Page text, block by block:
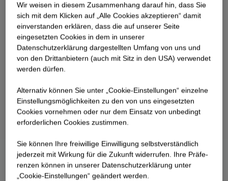
Wir weisen in diesem Zusammenhang darauf hin, dass Sie
sich mit dem Klicken auf „Alle Cookies akzeptieren“ damit
ein­ver­standen erklären, dass die auf unserer Seite
eingesetzten Cookies in dem in unserer
Datenschutzerklärung dargestellten Umfang von uns und
von den Drittanbietern (auch mit Sitz in den USA) verwendet
werden dürfen.
Alternativ können Sie unter „Cookie-Einstellungen“ einzelne
Einstellungsmöglichkeiten zu den von uns eingesetzten
Cookies vornehmen oder nur dem Einsatz von unbedingt
erforderlichen Cookies zustimmen.
Sie können Ihre freiwillige Einwilligung selbstverständlich
jederzeit mit Wirkung für die Zukunft widerrufen. Ihre Prä­fe­
renzen können in unserer Datenschutzerklärung unter
„Cookie-Einstellungen“ geändert werden.